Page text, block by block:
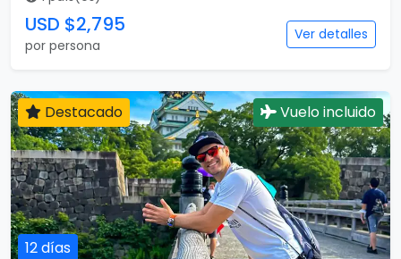
USD $2,795
por persona
Ver detalles
12 días
Destacado Vuelo incluido